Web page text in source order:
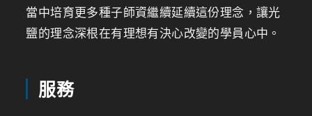
當中培育更多種子師資繼續延續這份理念，讓光
鹽的理念深根在有理想有決心改變的學員心中。
服務